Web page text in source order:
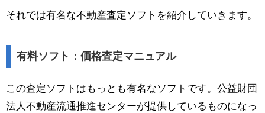
それでは有名な不動産査定ソフトを紹介していきます。
有料ソフト：価格査定マニュアル
この査定ソフトはもっとも有名なソフトです。公益財団
法人不動産流通推進センターが提供しているものになっ